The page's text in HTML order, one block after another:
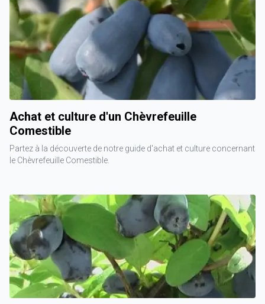
Achat et culture d'un Chèvrefeuille
Comestible
Partez à la découverte de notre guide d'achat et culture concernant
le Chèvrefeuille Comestible.